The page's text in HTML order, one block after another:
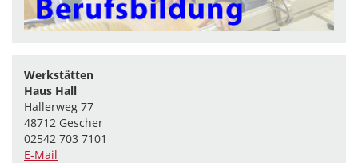
Werkstätten
Haus Hall
Hallerweg 77
48712 Gescher
02542 703 7101
E-Mail